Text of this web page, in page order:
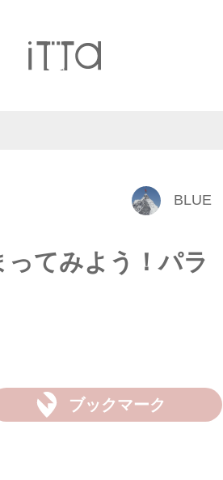
BLUE
ってみよう！パラ
ブックマーク